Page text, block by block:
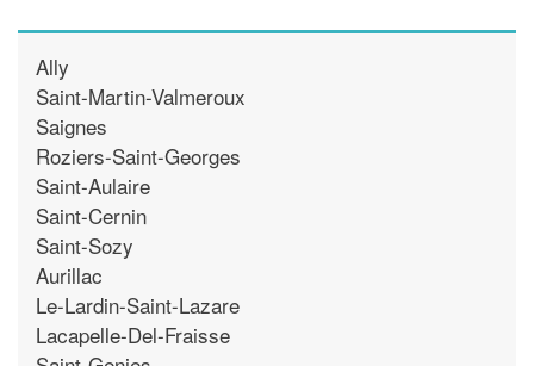
Ally
Saint-Martin-Valmeroux
Saignes
Roziers-Saint-Georges
Saint-Aulaire
Saint-Cernin
Saint-Sozy
Aurillac
Le-Lardin-Saint-Lazare
Lacapelle-Del-Fraisse